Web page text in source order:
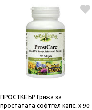
ПРОСТКЕЪР Грижа за
простатата софтгел капс. х 90